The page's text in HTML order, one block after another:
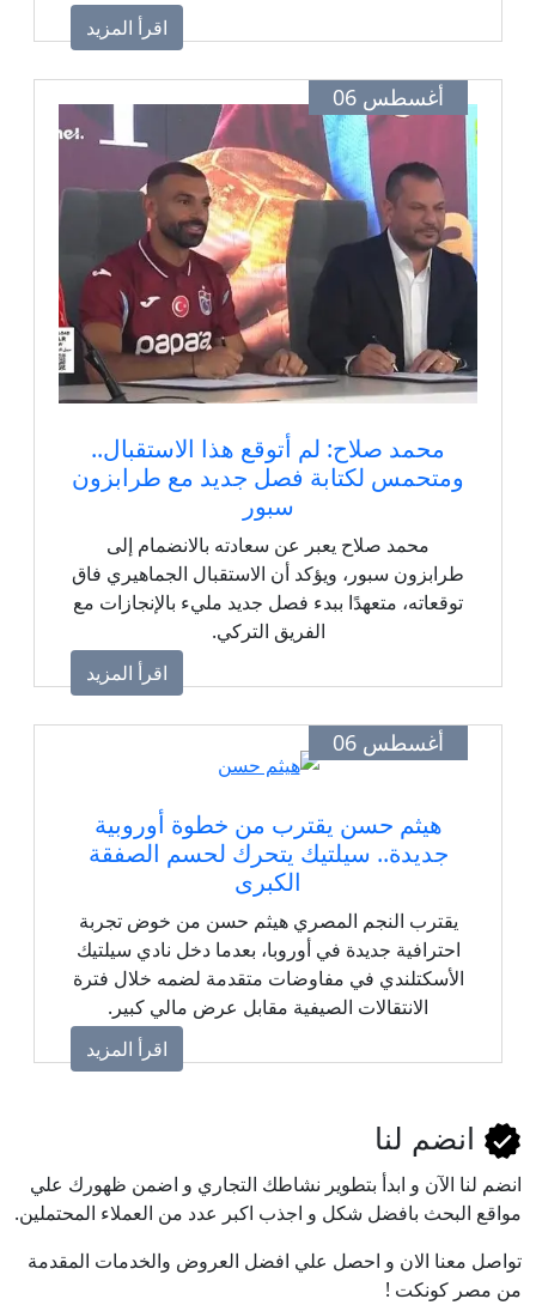
اقرأ المزيد
أغسطس 06
محمد صلاح: لم أتوقع هذا الاستقبال..
ومتحمس لكتابة فصل جديد مع طرابزون
سبور
محمد صلاح يعبر عن سعادته بالانضمام إلى
طرابزون سبور، ويؤكد أن الاستقبال الجماهيري فاق
توقعاته، متعهدًا ببدء فصل جديد مليء بالإنجازات مع
الفريق التركي.
اقرأ المزيد
أغسطس 06
هيثم حسن يقترب من خطوة أوروبية
جديدة.. سيلتيك يتحرك لحسم الصفقة
الكبرى
يقترب النجم المصري هيثم حسن من خوض تجربة
احترافية جديدة في أوروبا، بعدما دخل نادي سيلتيك
الأسكتلندي في مفاوضات متقدمة لضمه خلال فترة
الانتقالات الصيفية مقابل عرض مالي كبير.
اقرأ المزيد
انضم لنا
انضم لنا اﻵن و ابدأ بتطوير نشاطك التجاري و اضمن ظهورك علي
مواقع البحث بافضل شكل و اجذب اكبر عدد من العملاء المحتملين.
تواصل معنا الان و احصل علي افضل العروض والخدمات المقدمة
من مصر كونكت !